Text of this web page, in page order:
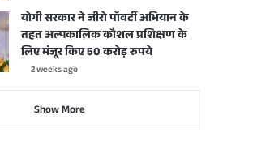
योगी सरकार ने जीरो पॉवर्टी अभियान के
तहत अल्पकालिक कौशल प्रशिक्षण के
लिए मंजूर किए 50 करोड़ रुपये
2 weeks ago
Show More